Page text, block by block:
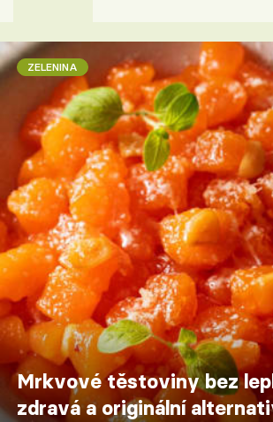
ZELENINA
Mrkvové těstoviny bez
zdravá a originální